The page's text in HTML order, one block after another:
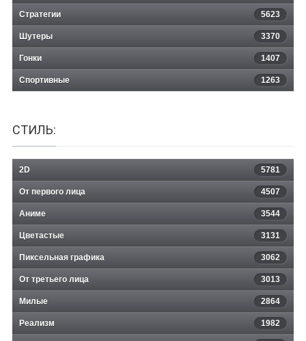
Стратегии 5623
Шутеры 3370
Гонки 1407
Спортивные 1263
СТИЛЬ:
2D 5781
От первого лица 4507
Аниме 3544
Цветастые 3131
Пиксельная графика 3062
От третьего лица 3013
Милые 2864
Реализм 1982